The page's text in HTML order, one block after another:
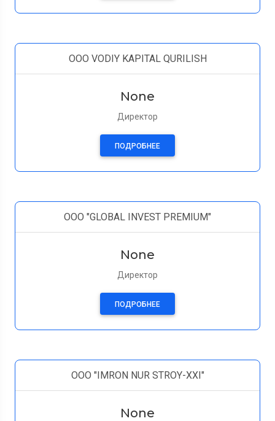
OOO VODIY KAPITAL QURILISH
None
Директор
ПОДРОБНЕЕ
ООО "GLOBAL INVEST PREMIUM"
None
Директор
ПОДРОБНЕЕ
ООО "IMRON NUR STROY-XXI"
None